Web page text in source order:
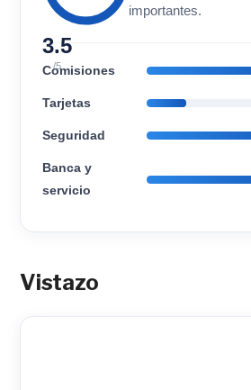
3.5
/5
importantes.
Comisiones
Tarjetas
Seguridad
Banca y
servicio
Vistazo